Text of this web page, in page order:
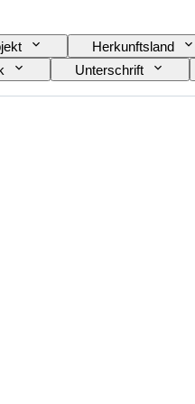
Herkunftsland
Unterschrift
Epoche